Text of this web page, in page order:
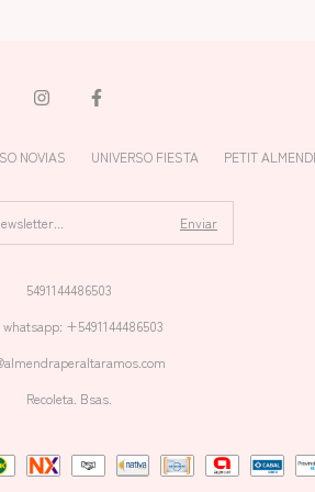
NOVIAS UNIVERSO FIESTA PETIT
5491144486503
whatsapp: +5491144486503
Recoleta. Bsas.